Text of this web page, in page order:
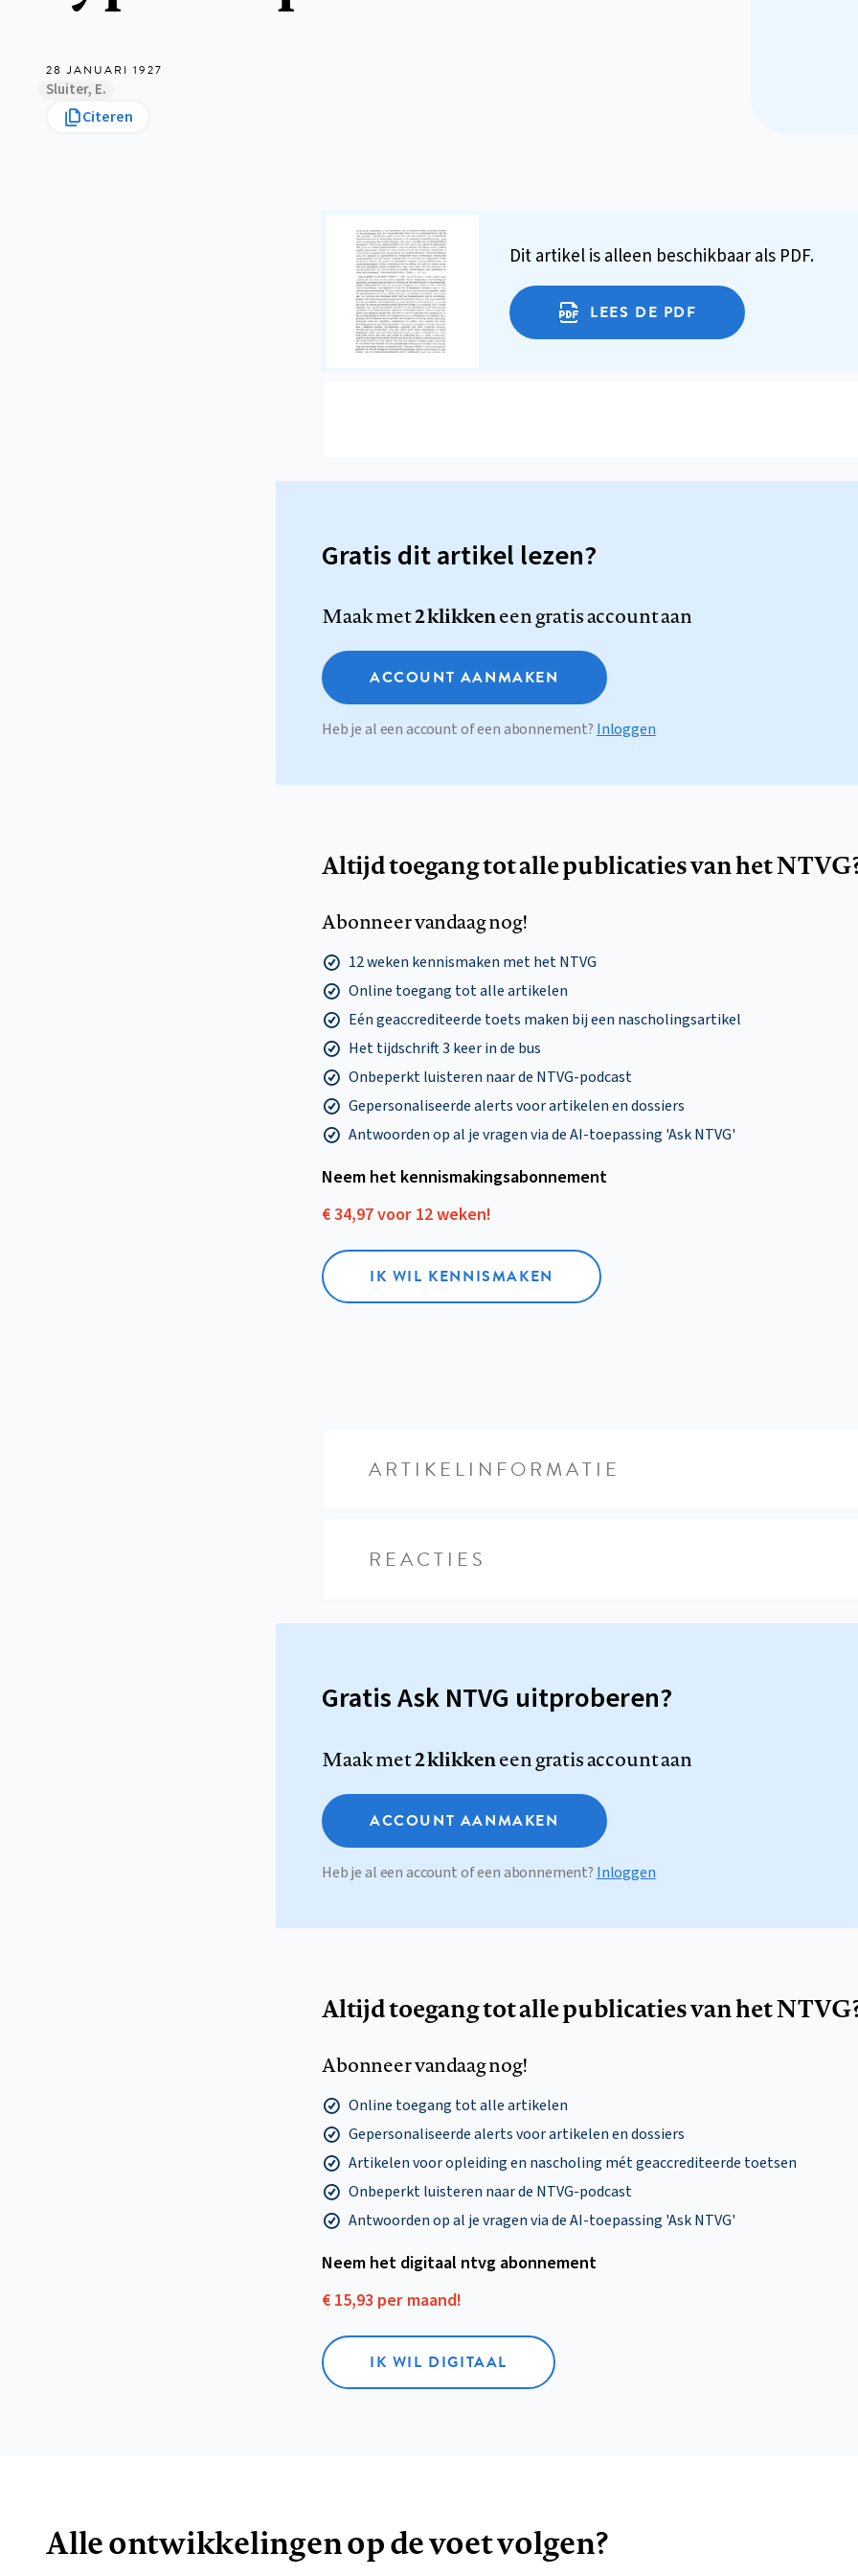
28 JANUARI 1927
Sluiter, E.
Citeren
Dit artikel is alleen beschikbaar als PDF.
LEES DE PDF
Gratis dit artikel lezen?
Maak met2 klikkeneen gratis account aan
ACCOUNT AANMAKEN
Heb je al een account of een abonnement? Inloggen
Altijd toegang tot alle publicaties van het
Abonneer vandaag nog!
12 weken kennismaken met het NTVG
Online toegang tot alle artikelen
Eén geaccrediteerde toets maken bij een nascholingsartikel
Het tijdschrift 3 keer in de bus
Onbeperkt luisteren naar de NTVG-podcast
Gepersonaliseerde alerts voor artikelen en dossiers
Antwoorden op al je vragen via de AI-toepassing 'Ask NTVG'
Neem het kennismakings­abonnement
€ 34,97 voor 12 weken!
IK WIL KENNISMAKEN
ARTIKELINFORMATIE
REACTIES
Gratis Ask NTVG uitproberen?
Maak met2 klikkeneen gratis account aan
ACCOUNT AANMAKEN
Heb je al een account of een abonnement? Inloggen
Altijd toegang tot alle publicaties van het
Abonneer vandaag nog!
Online toegang tot alle artikelen
Gepersonaliseerde alerts voor artikelen en dossiers
Artikelen voor opleiding en nascholing mét geaccrediteerde toetsen
Onbeperkt luisteren naar de NTVG-podcast
Antwoorden op al je vragen via de AI-toepassing 'Ask NTVG'
Neem het digitaal ntvg abonnement
€ 15,93 per maand!
IK WIL DIGITAAL
Alle ontwikkelingen op de voet volgen?